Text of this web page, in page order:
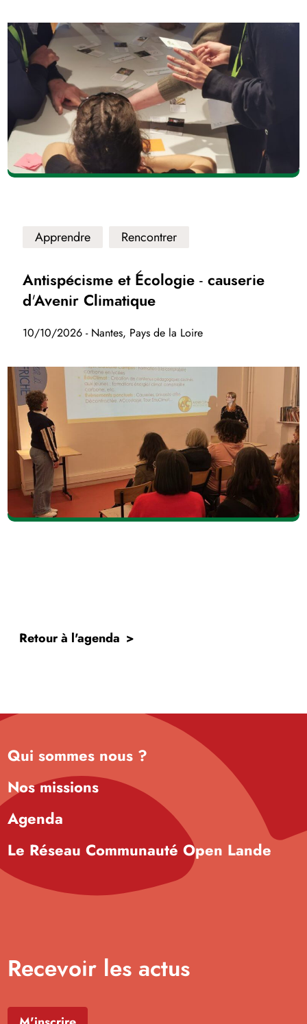
Apprendre Rencontrer
Antispécisme et Écologie - causerie
d'Avenir Climatique
10/10/2026 - Nantes, Pays de la Loire
Retour à l'agenda
Qui sommes nous ?
Nos missions
Agenda
Le Réseau Communauté Open Lande
Recevoir les actus